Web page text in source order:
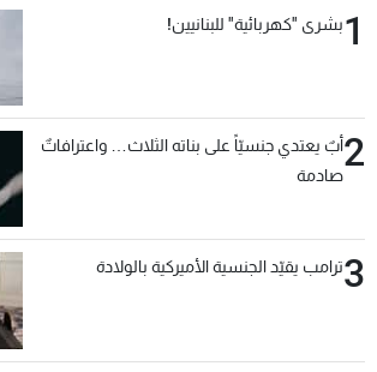
1بشرى "كهربائية" للبنانيين!
2أبٌ يعتدي جنسيّاً على بناته الثلاث… واعترافاتٌ
صادمة
3ترامب يقيّد الجنسية الأميركية بالولادة
لاعلاناتكم
شروط الإسـتخدام
سياسة الخصوصية